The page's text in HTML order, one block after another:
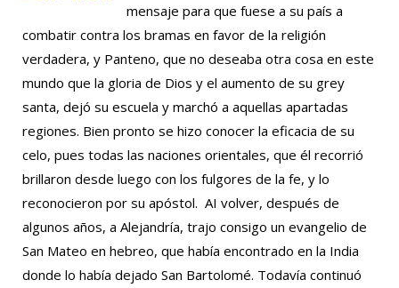
mensaje para que fuese a su país a
combatir contra los bramas en favor de la religión
verdadera, y Panteno, que no deseaba otra cosa en este
mundo que la gloria de Dios y el aumento de su grey
santa, dejó su escuela y marchó a aquellas apartadas
regiones. Bien pronto se hizo conocer la eficacia de su
celo, pues todas las naciones orientales, que él recorrió
brillaron desde luego con los fulgores de la fe, y lo
reconocieron por su apóstol. AI volver, después de
algunos años, a Alejandría, trajo consigo un evangelio de
San Mateo en hebreo, que había encontrado en la India
donde lo había dejado San Bartolomé. Todavía continuó